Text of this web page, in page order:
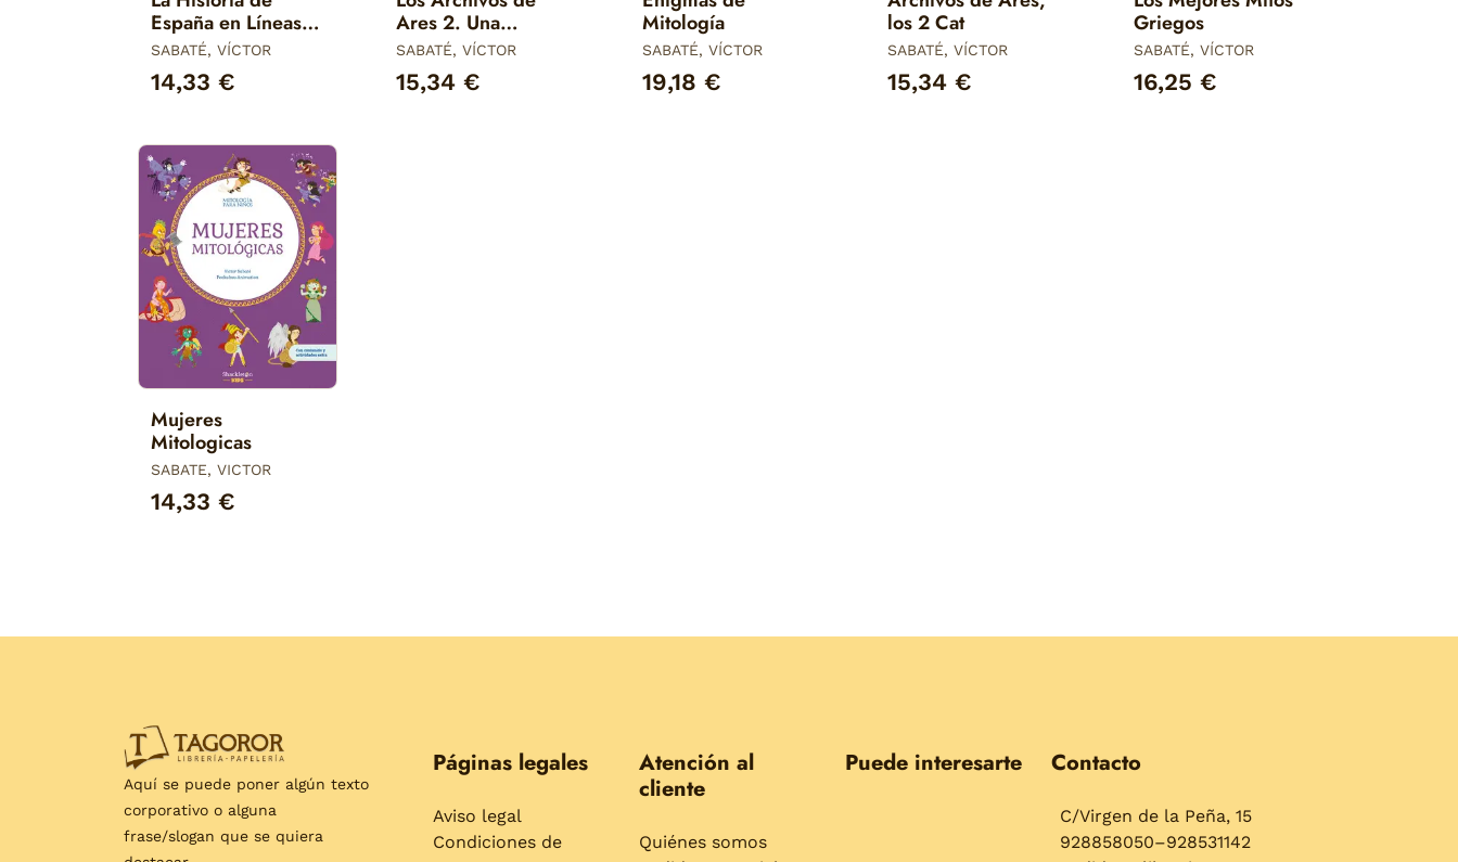
España en Líneas
del Tiempo
SABATÉ, VÍCTOR
14,33 €
Ares 2. Una
Alianza Inesperada
SABATÉ, VÍCTOR
15,34 €
Mitología
SABATÉ, VÍCTOR
19,18 €
los 2 Cat
SABATÉ, VÍCTOR
15,34 €
Griegos
SABATÉ, VÍCTOR
16,25 €
Mujeres
Mitologicas
SABATE, VICTOR
14,33 €
Aquí se puede poner algún texto
corporativo o alguna
frase/slogan que se quiera
Páginas legales
Aviso legal
Condiciones de
Atención al
cliente
Quiénes somos
Puede interesarte Contacto
C/Virgen de la Peña, 15
928858050–928531142